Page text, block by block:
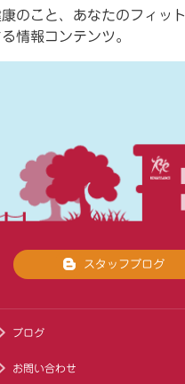
のこと、あなたのフィット
情報コンテンツ。
スタッフブログ
ブログ
お問い合わせ